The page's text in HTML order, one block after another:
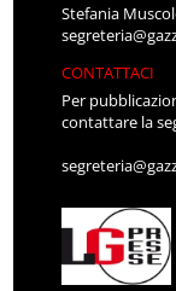
Stefania
CONTATTACI
Per
contattare la